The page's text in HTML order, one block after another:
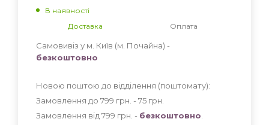
В наявності
Доставка
Оплата
Самовивіз у м. Київ (м. Почайна) -
безкоштовно
Новою поштою до відділення (поштомату):
Замовлення до 799 грн. - 75 грн
Замовлення від 799 грн. - безкоштовно